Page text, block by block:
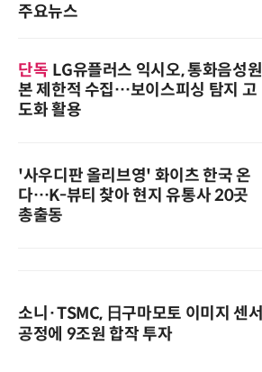
주요뉴스
단독 LG유플러스 익시오, 통화음성원
본 제한적 수집…보이스피싱 탐지 고
도화 활용
'사우디판 올리브영' 화이츠 한국 온
다…K-뷰티 찾아 현지 유통사 20곳
총출동
소니·TSMC, 日구마모토 이미지 센서
공정에 9조원 합작 투자